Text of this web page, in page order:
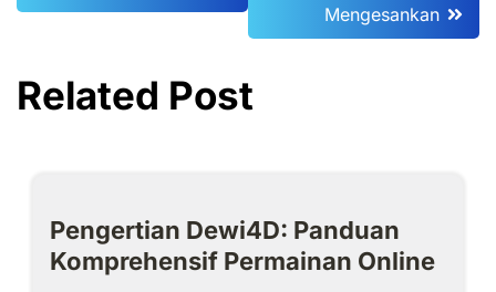
Mengesankan
Related Post
Pengertian Dewi4D: Panduan
Komprehensif Permainan Online